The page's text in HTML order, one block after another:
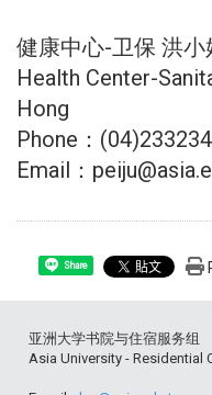
健康中心-卫保 洪小
Health Center-
Hong
Phone：
Email：
Share
亚洲大学书院与住宿服务组
Asia University - Residential